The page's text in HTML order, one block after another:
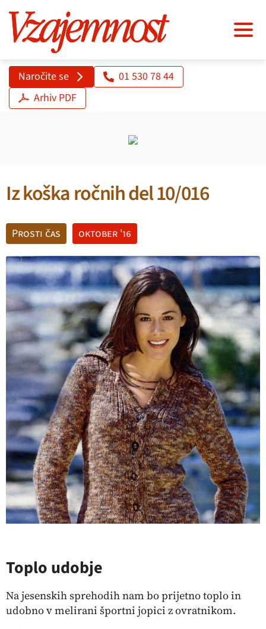
Naročite se
01 530 78 44
Arhiv PDF
Iz koška ročnih del 10/016
Prosti čas oktober '16
Toplo udobje
Na jesenskih sprehodih nam bo prijetno toplo in
udobno v melirani športni jopici z ovratnikom.